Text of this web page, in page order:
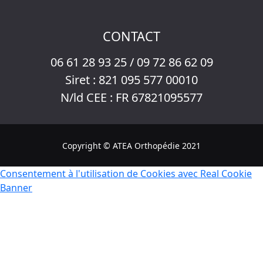
CONTACT
06 61 28 93 25 / 09 72 86 62 09
Siret : 821 095 577 00010
N/ld CEE : FR 67821095577
Copyright © ATEA Orthopédie 2021
Consentement à l'utilisation de Cookies avec Real Cookie
Banner